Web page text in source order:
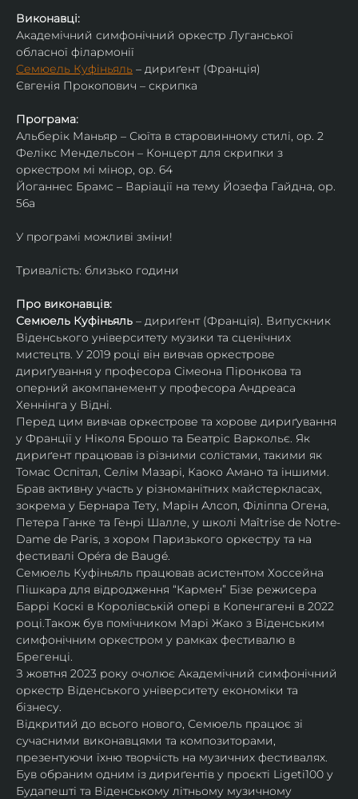
Виконавці:
Академічний симфонічний оркестр Луганської
обласної філармонії
Семюель Куфіньяль – дириґент (Франція)
Євгенія Прокопович – скрипка
Програма:
Альберік Маньяр – Сюїта в старовинному стилі, ор. 2
Фелікс Мендельсон – Концерт для скрипки з
оркестром мі мінор, ор. 64
Йоганнес Брамс – Варіації на тему Йозефа Гайдна, ор.
56a
У програмі можливі зміни!
Тривалість: близько години
Про виконавців:
Семюель Куфіньяль – дириґент (Франція). Випускник
Віденського університету музики та сценічних
мистецтв. У 2019 році він вивчав оркестрове
дириґування у професора Сімеона Піронкова та
оперний акомпанемент у професора Андреаса
Хеннінга у Відні.
Перед цим вивчав оркестрове та хорове дириґування
у Франції у Ніколя Брошо та Беатріс Варкольє. Як
дириґент працював із різними солістами, такими як
Томас Оспітал, Селім Мазарі, Каоко Амано та іншими.
Брав активну участь у різноманітних майстеркласах,
зокрема у Бернара Тету, Марін Алсоп, Філіппа Огена,
Петера Ганке та Генрі Шалле, у школі Maîtrise de Notre-
Dame de Paris, з хором Паризького оркестру та на
фестивалі Opéra de Baugé.
Семюель Куфіньяль працював асистентом Хоссейна
Пішкара для відродження “Кармен” Бізе режисера
Баррі Коскі в Королівській опері в Копенгагені в 2022
році.Також був помічником Марі Жако з Віденським
симфонічним оркестром у рамках фестивалю в
Брегенці.
З жовтня 2023 року очолює Академічний симфонічний
оркестр Віденського університету економіки та
бізнесу.
Відкритий до всього нового, Семюель працює зі
сучасними виконавцями та композиторами,
презентуючи їхню творчість на музичних фестивалях.
Був обраним одним із дириґентів у проєкті Ligeti100 у
Будапешті та Віденському літньому музичному